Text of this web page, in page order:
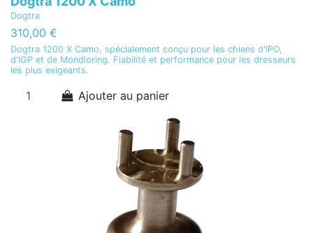
Dogtra
310,00 €
Dogtra 1200 X Camo, spécialement conçu pour les chiens d'IPO,
d'IGP et de Mondioring. Fiabilité et performance pour les dresseurs
les plus exigeants.
Ajouter au panier